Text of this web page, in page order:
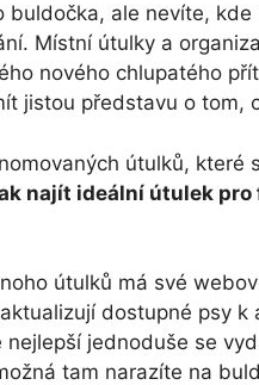
ale ‌nevíte,
Místní⁢ útulky ‍a
nového chlupatého
jistou představu o tom,
útulků, které
najít ​ideální útulek
⁢útulků má ​své
dostupné psy k
nejlepší ​jednoduše‍ se
tam narazíte⁣ na